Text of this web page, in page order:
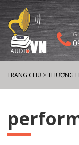
TRANG CHỦ >THƯƠNG